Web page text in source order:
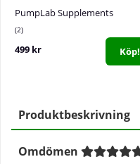
PumpLab Supplements
2
499 kr Köp!
Produktbeskrivning
Omdömen